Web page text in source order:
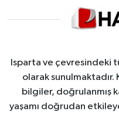
Isparta ve çevresindeki
olarak sunulmaktadır.
bilgiler, doğrulanmış
yaşamı doğrudan